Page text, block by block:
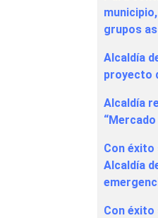
grupos
Alcaldía
proyecto
Alcaldía
“Mercado
Con éxito
Alcaldía
Con éxito